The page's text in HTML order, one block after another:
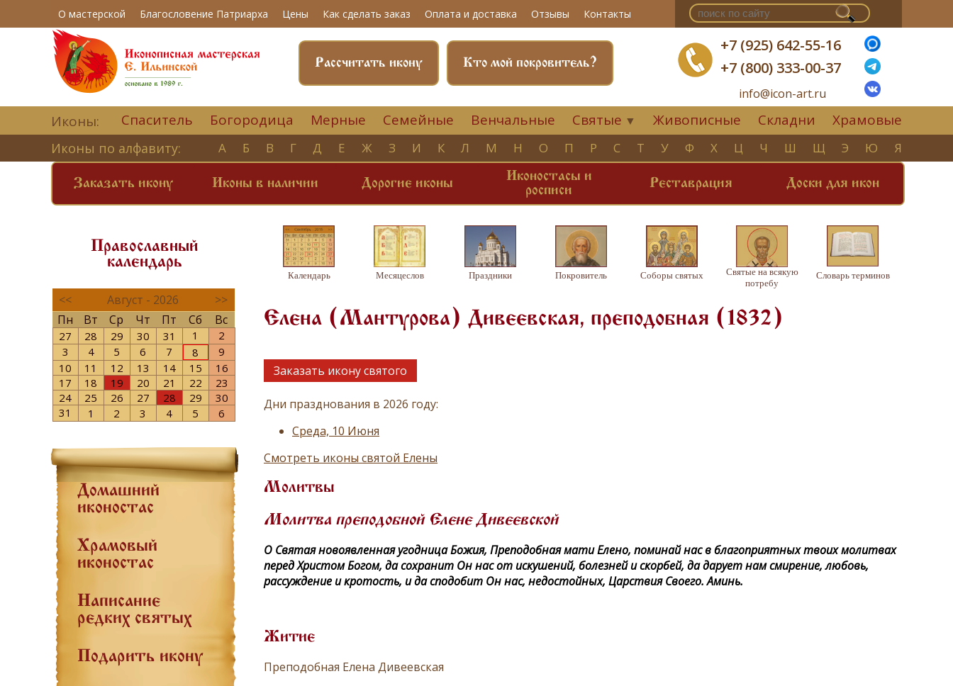
О мастерской Благословение Патриарха Цены Как сделать заказ Оплата и доставка Отзывы Контакты
+7 (925) 642-55-16
+7 (800) 333-00-37
info@icon-art.ru
Кто мой покровитель?
Рассчитать икону
Иконы: Спаситель Богородица Мерные Семейные Венчальные Святые ▼ Живописные Складни Храмовые
Иконы по алфавиту: А Б В Г Д Е Ж З И К Л М Н О П Р С Т У Ф Х Ц Ч Ш Щ Э Ю Я
Заказать икону Иконы в наличии Дорогие иконы
Иконостасы и
росписи
Реставрация Доски для икон
Православный
календарь
<< Август - 2026
>>
Пн
Вт Ср Чт Пт Сб Вс
27 28 29 30 31 1
2
3
4 5 6 7 8
9
10
11 12 13 14 15
16
17
18 19 20 21 22
23
24
25 26 27 28 29
30
31
1 2 3 4 5 6
Домашний
иконостас
Храмовый
иконостас
Написание
редких святых
Подарить икону
Календарь Месяцеслов Праздники Покровитель Соборы святых
Святые на всякую
потребу
Словарь терминов
Елена (Мантурова) Дивеевская, преподобная (1832)
Заказать икону святого
Дни празднования в 2026 году:
Среда, 10 Июня
Смотреть иконы святой Елены
Молитвы
Молитва преподобной Елене Дивеевской
О Святая новоявленная угодница Божия, Преподобная мати Елено, поминай нас в благоприятных твоих молитвах
перед Христом Богом, да сохранит Он нас от искушений, болезней и скорбей, да дарует нам смирение, любовь,
рассуждение и кротость, и да сподобит Он нас, недостойных, Царствия Своего. Аминь.
Житие
Преподобная Елена Дивеевская